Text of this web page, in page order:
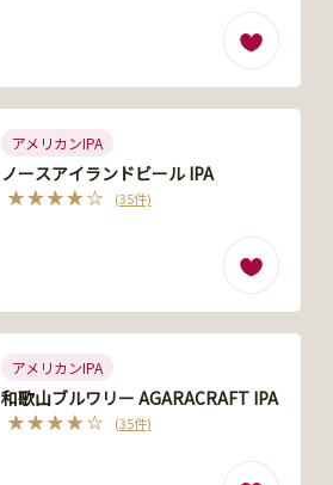
アメリカンIPA
ノースアイランドビール IPA
(35件)
アメリカンIPA
和歌山ブルワリー AGARACRAFT IPA
(35件)